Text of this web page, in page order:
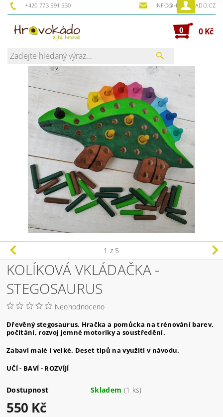
+420 773 591 530 INFO@HRAVOKADO.CZ
0 0 Kč
1 z 5
KOLÍKOVÁ VKLÁDAČKA -
STEGOSAURUS
Neohodnoceno
Dřevěný stegosaurus. Hračka a pomůcka na trénování barev,
počítání, rozvoj jemné motoriky a soustředění.
Zabaví malé i velké. Deset tipů na využití v návodu.
UČÍ - BAVÍ - ROZVÍJÍ
Dostupnost Skladem (1 ks)
550 Kč